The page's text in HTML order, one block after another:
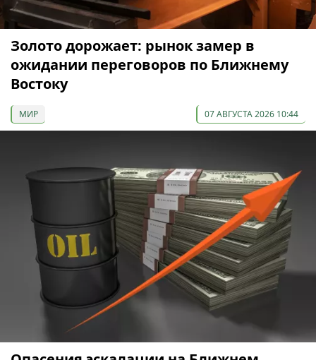
Золото дорожает: рынок замер в
ожидании переговоров по Ближнему
Востоку
МИР 07 АВГУСТА 2026 10:44